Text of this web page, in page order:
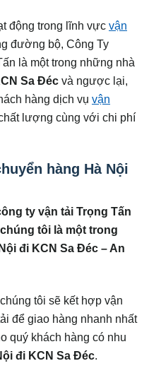
động trong lĩnh vực vận
đường bộ, Công Ty
là một trong những nhà
Sa Đéc và ngược lại,
hàng dịch vụ vận
lượng cùng với chi phí
hàng Hà Nội
ty vận tải Trọng Tấn
tôi là một trong
đi KCN Sa Đéc – An
tôi sẽ kết hợp vận
để giao hàng nhanh nhất
quý khách hàng có nhu
đi KCN Sa Đéc.